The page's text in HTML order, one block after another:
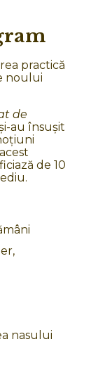
practică
noului
de
au însușit
de 10
nasului